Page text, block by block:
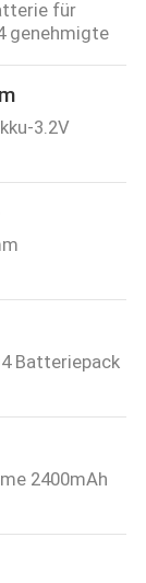
für
genehmigte
3.2V
Batteriepack
2400mAh